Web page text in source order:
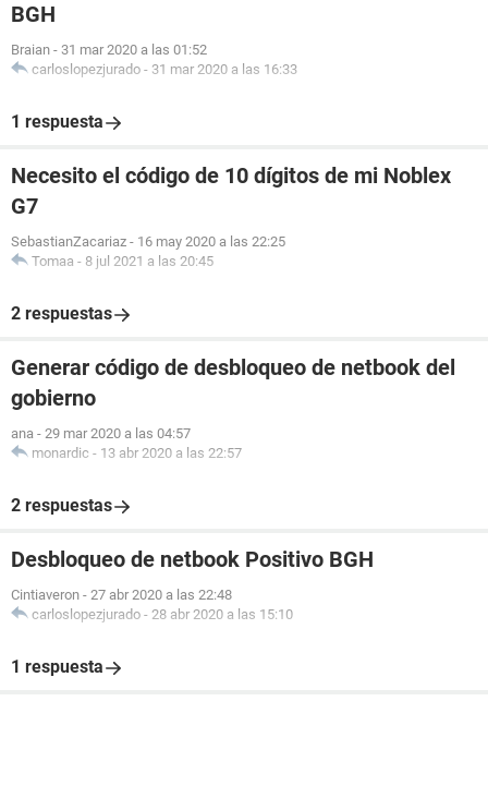
BGH
Braian - 31 mar 2020 a las 01:52
carloslopezjurado - 31 mar 2020 a las 16:33
1 respuesta
Necesito el código de 10 dígitos de mi Noblex
G7
SebastianZacariaz - 16 may 2020 a las 22:25
Tomaa - 8 jul 2021 a las 20:45
2 respuestas
Generar código de desbloqueo de netbook del
gobierno
ana - 29 mar 2020 a las 04:57
monardic - 13 abr 2020 a las 22:57
2 respuestas
Desbloqueo de netbook Positivo BGH
Cintiaveron - 27 abr 2020 a las 22:48
carloslopezjurado - 28 abr 2020 a las 15:10
1 respuesta